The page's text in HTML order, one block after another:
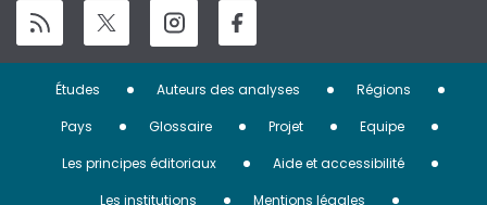
Menu
Pied
Études Auteurs des analyses
Régions
Pays
Glossaire Projet
Equipe
Les principes éditoriaux
Aide et accessibilité
Les institutions
Mentions légales